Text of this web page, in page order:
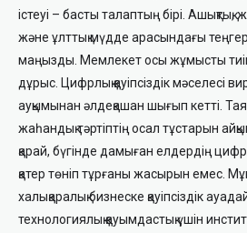
істеуі – басты талаптың бірі. Ашықтық,
және ұлттық мүдде арасындағы
маңызды. Мемлекет осы жұмысты
дұрыс. Цифрлық қауіпсіздік мәселесі
ауқымынан әлдеқашан шығып кетті.
жаһандық тәртіптің осал тұстарын
қарай, бүгінде дамыған елдердің
қатер төніп тұрғаны жасырын емес.
халықаралық бизнеске қауіпсіздік
технологиялық қауымдастық үшін